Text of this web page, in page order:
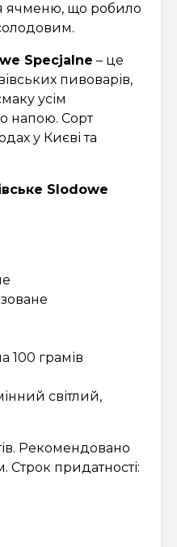
ячменю, що робило
Specjalne – це
пивоварів,
усім
напою. Сорт
у Києві та
Slodowe
100 грамів
світлий,
Рекомендовано
придатності: